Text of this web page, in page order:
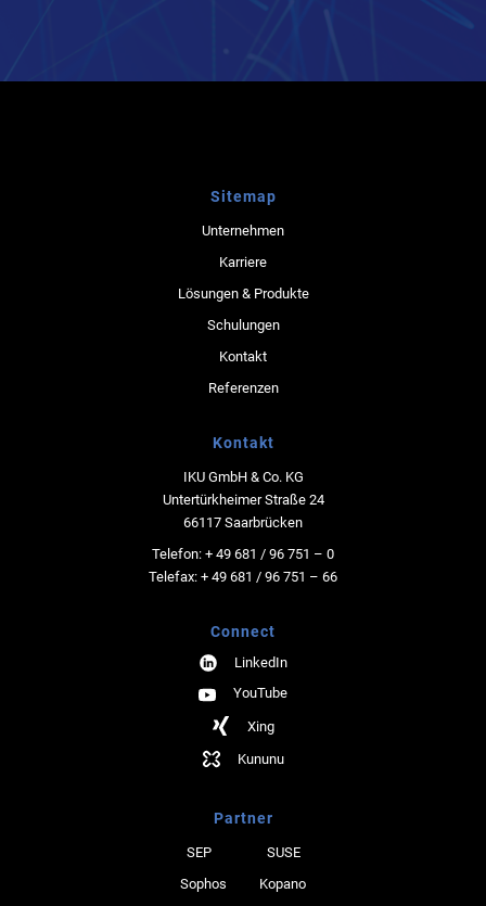
Sitemap
Unternehmen
Karriere
Lösungen & Produkte
Schulungen
Kontakt
Referenzen
Kontakt
IKU GmbH & Co. KG
Untertürkheimer Straße 24
66117 Saarbrücken
Telefon: + 49 681 / 96 751 – 0
Telefax: + 49 681 / 96 751 – 66
Connect
LinkedIn
YouTube
Xing
Kununu
Partner
SEP
SUSE
Sophos
Kopano